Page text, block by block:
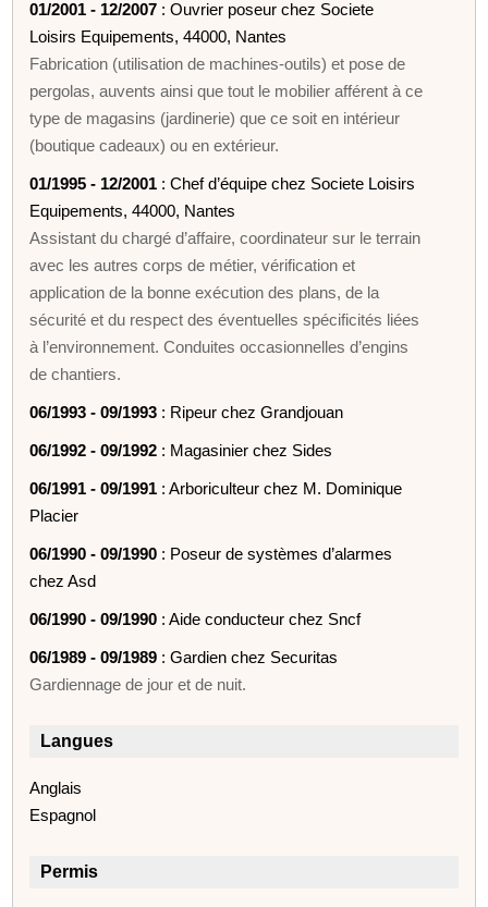
01/2001 - 12/2007 : Ouvrier poseur chez Societe
Loisirs Equipements, 44000, Nantes
Fabrication (utilisation de machines-outils) et pose de
pergolas, auvents ainsi que tout le mobilier afférent à ce
type de magasins (jardinerie) que ce soit en intérieur
(boutique cadeaux) ou en extérieur.
01/1995 - 12/2001 : Chef d’équipe chez Societe Loisirs
Equipements, 44000, Nantes
Assistant du chargé d’affaire, coordinateur sur le terrain
avec les autres corps de métier, vérification et
application de la bonne exécution des plans, de la
sécurité et du respect des éventuelles spécificités liées
à l’environnement. Conduites occasionnelles d’engins
de chantiers.
06/1993 - 09/1993 : Ripeur chez Grandjouan
06/1992 - 09/1992 : Magasinier chez Sides
06/1991 - 09/1991 : Arboriculteur chez M. Dominique
Placier
06/1990 - 09/1990 : Poseur de systèmes d’alarmes
chez Asd
06/1990 - 09/1990 : Aide conducteur chez Sncf
06/1989 - 09/1989 : Gardien chez Securitas
Gardiennage de jour et de nuit.
Langues
Anglais
Espagnol
Permis